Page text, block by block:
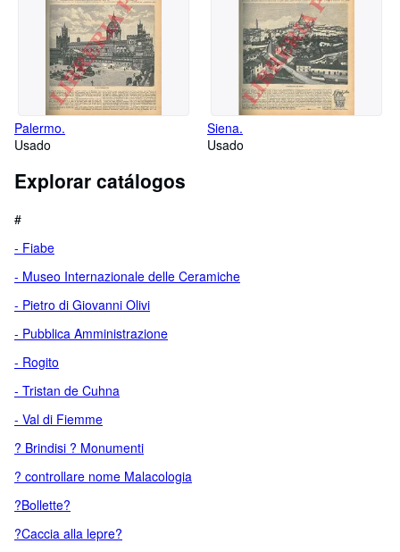
Palermo.
Usado
Siena.
Usado
Explorar catálogos
#
- Fiabe
- Museo Internazionale delle Ceramiche
- Pietro di Giovanni Olivi
- Pubblica Amministrazione
- Rogito
- Tristan de Cuhna
- Val di Fiemme
? Brindisi ? Monumenti
? controllare nome Malacologia
?Bollette?
?Caccia alla lepre?